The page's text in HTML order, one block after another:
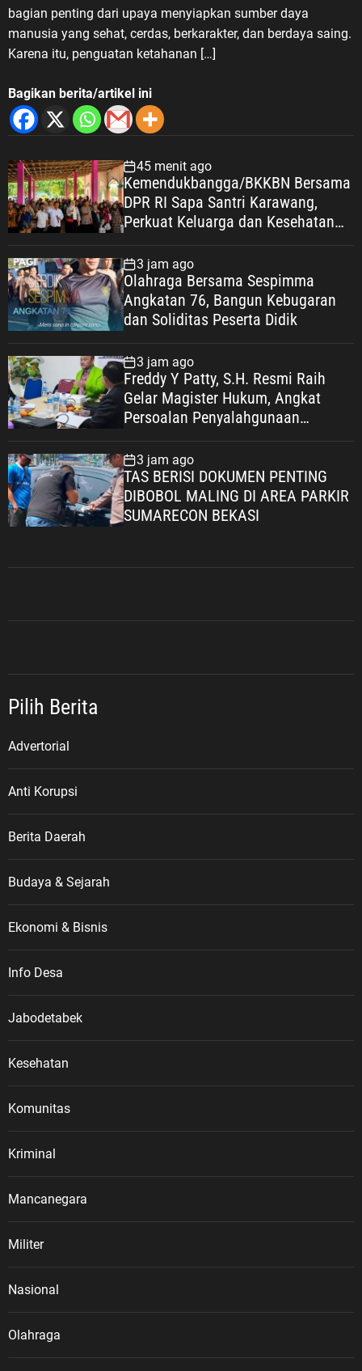
bagian penting dari upaya menyiapkan sumber daya
manusia yang sehat, cerdas, berkarakter, dan berdaya saing.
Karena itu, penguatan ketahanan […]
Bagikan berita/artikel ini
45 menit ago
Kemendukbangga/BKKBN Bersama
DPR RI Sapa Santri Karawang,
Perkuat Keluarga dan Kesehatan
3 jam ago
Olahraga Bersama Sespimma
Angkatan 76, Bangun Kebugaran
dan Soliditas Peserta Didik
3 jam ago
Freddy Y Patty, S.H. Resmi Raih
Gelar Magister Hukum, Angkat
Persoalan Penyalahgunaan
Tanah
3 jam ago
TAS BERISI DOKUMEN PENTING
DIBOBOL MALING DI AREA PARKIR
SUMARECON BEKASI
Pilih Berita
Advertorial
Anti Korupsi
Berita Daerah
Budaya & Sejarah
Ekonomi & Bisnis
Info Desa
Jabodetabek
Kesehatan
Komunitas
Kriminal
Mancanegara
Militer
Nasional
Olahraga